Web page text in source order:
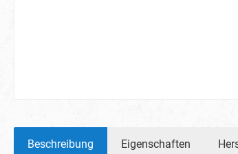
Beschreibung Eigenschaften